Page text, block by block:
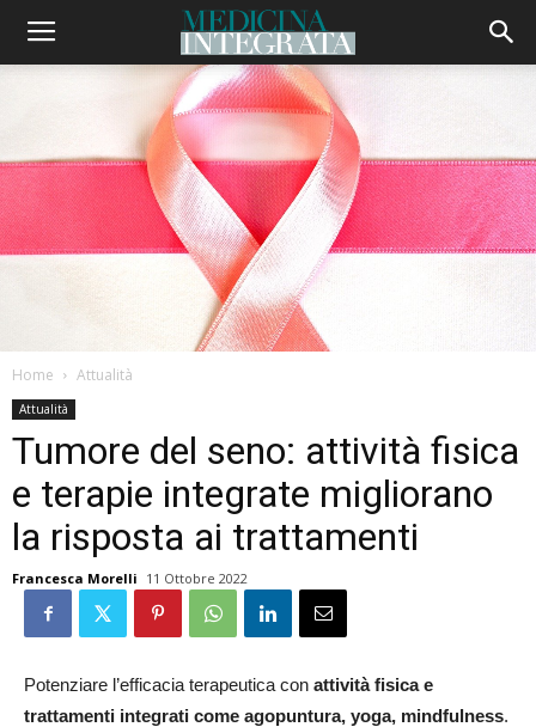
Home Attualità
Attualità
Tumore del seno: attività fisica
e terapie integrate migliorano
la risposta ai trattamenti
Francesca Morelli 11 Ottobre 2022
Potenziare l’efficacia terapeutica con attività fisica e
trattamenti integrati come agopuntura, yoga, mindfulness.